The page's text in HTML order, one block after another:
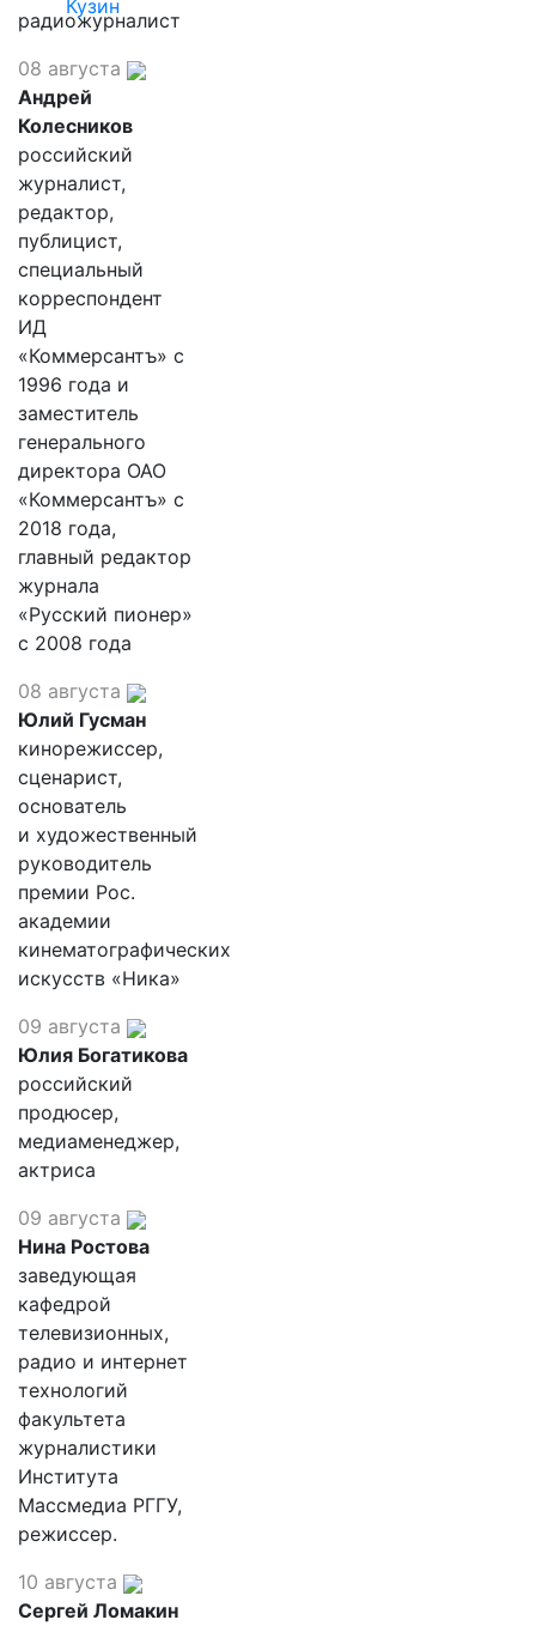
Кузин
радиожурналист
08 августа
Андрей
Колесников
российский
журналист,
редактор,
публицист,
специальный
корреспондент
ИД
«Коммерсантъ» с
1996 года и
заместитель
генерального
директора ОАО
«Коммерсантъ» с
2018 года,
главный редактор
журнала
«Русский пионер»
с 2008 года
08 августа
Юлий Гусман
кинорежиссер,
сценарист,
основатель
и художественный
руководитель
премии Рос.
академии
кинематографических
искусств «Ника»
09 августа
Юлия Богатикова
российский
продюсер,
медиаменеджер,
актриса
09 августа
Нина Ростова
заведующая
кафедрой
телевизионных,
радио и интернет
технологий
факультета
журналистики
Института
Массмедиа РГГУ,
режиссер.
10 августа
Сергей Ломакин